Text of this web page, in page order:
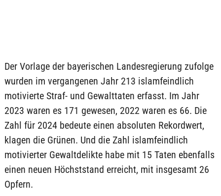
Der Vorlage der bayerischen Landesregierung zufolge
wurden im vergangenen Jahr 213 islamfeindlich
motivierte Straf- und Gewalttaten erfasst. Im Jahr
2023 waren es 171 gewesen, 2022 waren es 66. Die
Zahl für 2024 bedeute einen absoluten Rekordwert,
klagen die Grünen. Und die Zahl islamfeindlich
motivierter Gewaltdelikte habe mit 15 Taten ebenfalls
einen neuen Höchststand erreicht, mit insgesamt 26
Opfern.